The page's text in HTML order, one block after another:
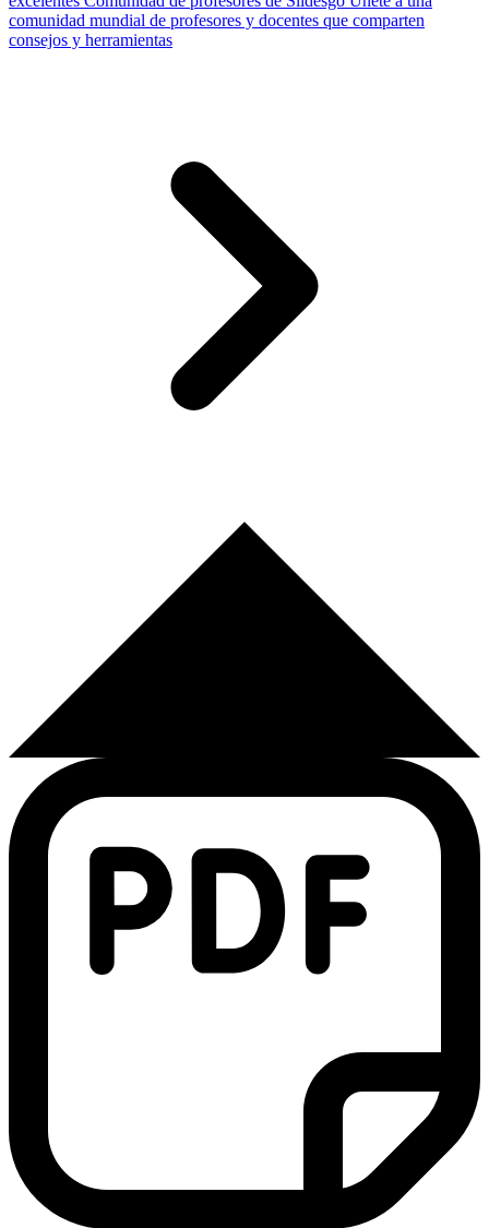
comunidad mundial de profesores y docentes que comparten
consejos y herramientas